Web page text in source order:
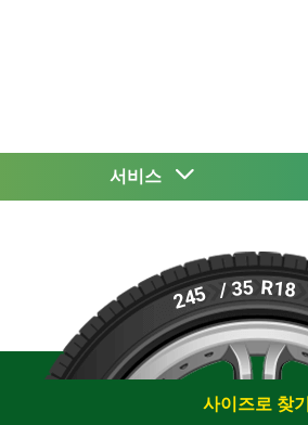
서비스
245 / 35 R18
사이즈로 찾기